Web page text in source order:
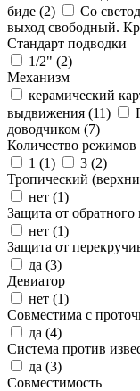
биде (2)
Со
выход свободный.
Стандарт подводки
1/2" (2)
Механизм
керамический
выдвижения (11)
доводчиком (7)
Количество режимов
1 (1) 3 (2)
Тропический
нет (1)
Защита от обратного
нет (1)
Защита от
да (3)
Девиатор
нет (1)
Совместима с
да (4)
Система против
да (3)
Совместимость